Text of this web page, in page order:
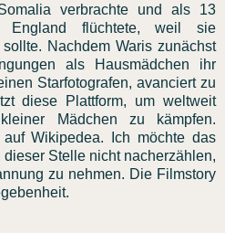
verbrachte und als 13
flüchtete, weil sie
Nachdem Waris zunächst
als Hausmädchen ihr
Starfotografen, avanciert zu
diese Plattform, um weltweit
Mädchen zu kämpfen.
Wikipedea. Ich möchte das
Stelle nicht nacherzählen,
zu nehmen. Die Filmstory